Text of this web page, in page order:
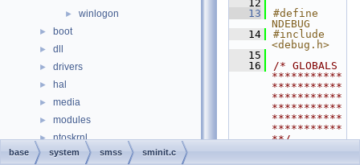
► winlogon
► boot
► dll
► drivers
► hal
► media
► modules
► ntoskrnl
► sdk
   12
   13
#define
NDEBUG
   14
#include
<debug.h>
   15
   16
/* GLOBALS
***********
***********
***********
***********
***********
***********
**/
base system smss sminit.c